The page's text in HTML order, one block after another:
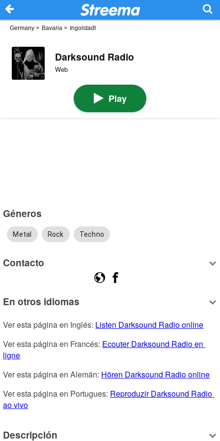
Germany > Bavaria > Ingolstadt
Darksound Radio
Web
Play
Géneros
Metal Rock Techno
Contacto
En otros idiomas
Ver esta página en Inglés: Listen Darksound Radio online
Ver esta página en Francés: Ecouter Darksound Radio en
ligne
Ver esta página en Alemán: Hören Darksound Radio online
Ver esta página en Portugues: Reproduzir Darksound Radio
ao vivo
Descripción